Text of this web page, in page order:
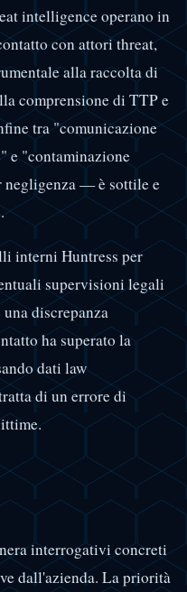
intelligence operano in
con attori threat,
alla raccolta di
comprensione di TTP e
tra "comunicazione
e "contaminazione
— è sottile e
interni Huntress per
supervisioni legali
discrepanza
ha superato la
dati law
di un errore di
interrogativi concreti
dall'azienda. La priorità